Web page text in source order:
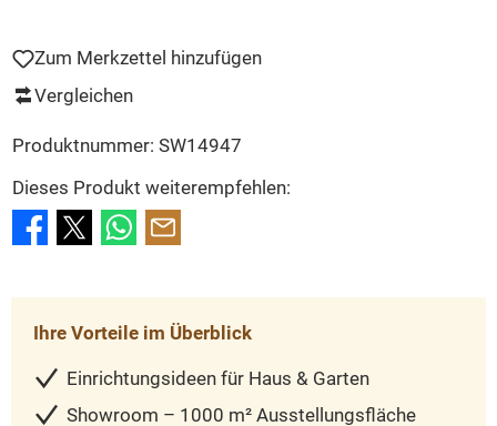
Zum Merkzettel hinzufügen
Vergleichen
Produktnummer: SW14947
Dieses Produkt weiterempfehlen:
Ihre Vorteile im Überblick
Einrichtungsideen für Haus & Garten
Showroom – 1000 m² Ausstellungsfläche